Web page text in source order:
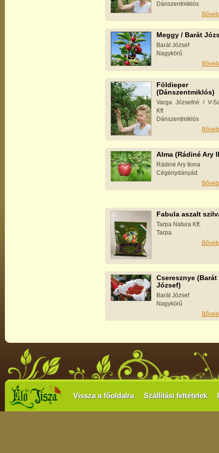
Dánszentmiklós
Meggy / Barát
Barát József
Nagykörű
Földieper
(Dánszentmiklós)
Varga Józsefné / V-
Kft
Dánszentmiklós
Alma (Rádiné Ary
Rádiné Ary Ilona
Cégénydányád
Fabula aszalt
Tarpa Natura Kft.
Tarpa
Cseresznye (Barát
József)
Barát József
Nagykörű
Vissza a főoldalra Szállítási feltételek